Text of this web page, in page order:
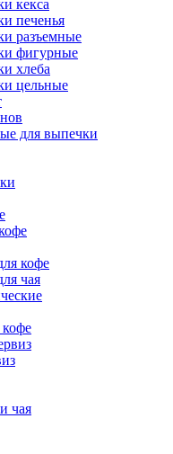
кекса
печенья
разъемные
фигурные
хлеба
цельные
для выпечки
кофе
чая
чая